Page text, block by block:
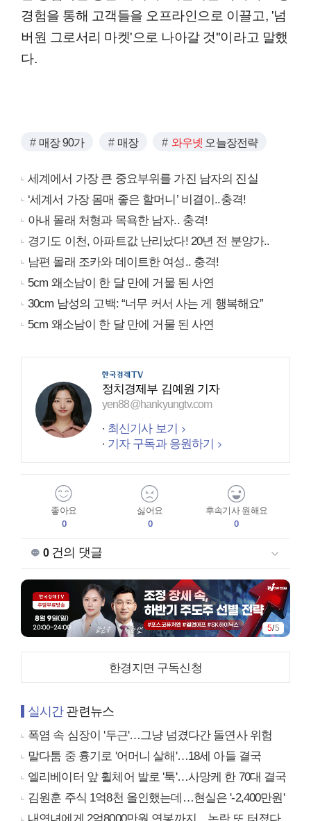
경험을 통해 고객들을 오프라인으로 이끌고, '넘
버원 그로서리 마켓'으로 나아갈 것"이라고 말했
다.
매장 90가 매장 와우넷 오늘장전략
세계에서 가장 큰 중요부위를 가진 남자의 진실
‘세계서 가장 몸매 좋은 할머니’ 비결이..충격!
아내 몰래 처형과 목욕한 남자.. 충격!
경기도 이천, 아파트값 난리났다! 20년 전 분양가..
남편 몰래 조카와 데이트한 여성.. 충격!
5cm 왜소남이 한 달 만에 거물 된 사연
30cm 남성의 고백: “너무 커서 사는 게 행복해요”
5cm 왜소남이 한 달 만에 거물 된 사연
정치경제부 김예원 기자
yen88@hankyungtv.com
최신기사 보기
기자 구독과 응원하기
좋아요
0
싫어요
0
후속기사 원해요
0
0건의 댓글
5/5
한경지면 구독신청
실시간관련뉴스
폭염 속 심장이 '두근'…그냥 넘겼다간 돌연사 위험
말다툼 중 흉기로 '어머니 살해'…18세 아들 결국
엘리베이터 앞 휠체어 발로 '툭'…사망케 한 70대 결국
김원훈 주식 1억8천 올인했는데…현실은 '-2,400만원'